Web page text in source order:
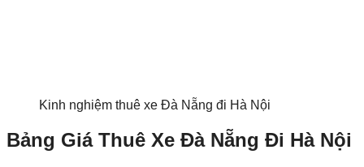
Kinh nghiệm thuê xe Đà Nẵng đi Hà Nội
Bảng Giá Thuê Xe Đà Nẵng Đi Hà Nội